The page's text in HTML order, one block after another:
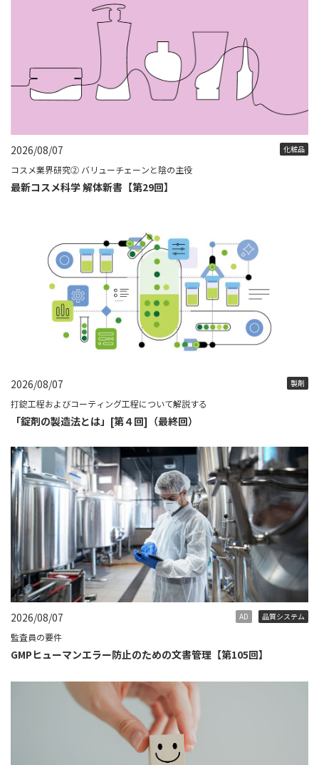
2026/08/07 化粧品
コスメ業界研究② バリューチェーンと陰の主役
最新コスメ科学 解体新書【第29回】
2026/08/07 製剤
打錠工程およびコーティング工程について解説する
「錠剤の製造法とは」[第４回]（最終回）
2026/08/07 AD 品質システム
監査員の要件
GMPヒューマンエラー防止のための文書管理【第105回】